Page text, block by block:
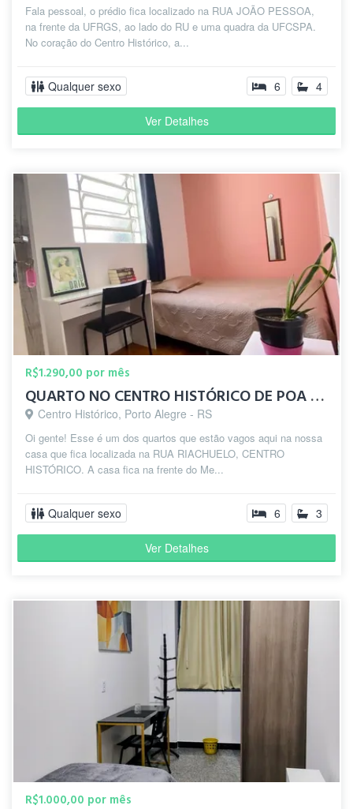
Fala pessoal, o prédio fica localizado na RUA JOÃO PESSOA,
na frente da UFRGS, ao lado do RU e uma quadra da UFCSPA.
No coração do Centro Histórico, a...
Qualquer sexo 6 4
Ver Detalhes
R$1.290,00 por mês
QUARTO NO CENTRO HISTÓRICO DE POA - UFRGS ADM
Centro Histórico, Porto Alegre - RS
Oi gente! Esse é um dos quartos que estão vagos aqui na nossa
casa que fica localizada na RUA RIACHUELO, CENTRO
HISTÓRICO. A casa fica na frente do Me...
Qualquer sexo 6 3
Ver Detalhes
R$1.000,00 por mês